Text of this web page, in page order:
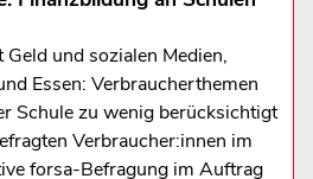
und sozialen Medien,
Essen: Verbraucherthemen
Schule zu wenig berücksichtigt
Verbraucher:innen im
forsa-Befragung im Auftrag